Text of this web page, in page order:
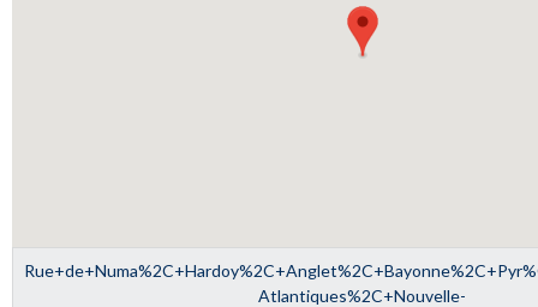
Atlantiques%2C+Nouvelle-